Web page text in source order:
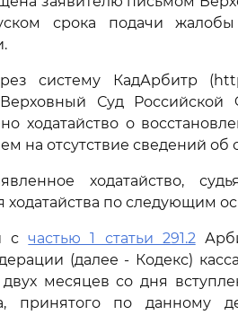
срока подачи
систему КадАрбитр
Суд Российской
ходатайство о
на отсутствие сведений
ходатайство,
ходатайства по следующим
счастью 1 статьи 291.2
(далее - Кодекс)
месяцев со дня
принятого по данному